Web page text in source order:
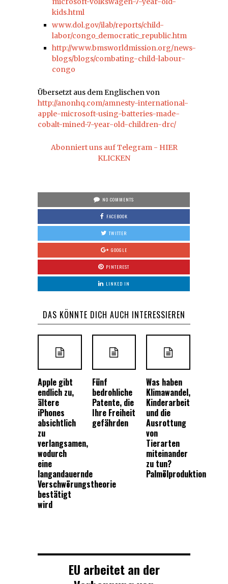
kids.html
www.dol.gov/ilab/reports/child-
labor/congo_democratic_republic.htm
http://www.bmsworldmission.org/news-
blogs/blogs/combating-child-labour-
congo
Übersetzt aus dem Englischen von
http://anonhq.com/amnesty-international-
apple-microsoft-using-batteries-made-
cobalt-mined-7-year-old-children-drc/
Abonniert uns auf Telegram - HIER
KLICKEN
NO COMMENTS
FACEBOOK
TWITTER
GOOGLE
PINTEREST
LINKED IN
DAS KÖNNTE DICH AUCH INTERESSIEREN
Apple gibt
endlich zu,
ältere
iPhones
absichtlich
zu
verlangsamen,
wodurch
eine
langandauernde
Verschwörungstheorie
bestätigt
wird
Fünf
bedrohliche
Patente, die
Ihre Freiheit
gefährden
Was haben
Klimawandel,
Kinderarbeit
und die
Ausrottung
von
Tierarten
miteinander
zu tun?
Palmölproduktion
EU arbeitet an der